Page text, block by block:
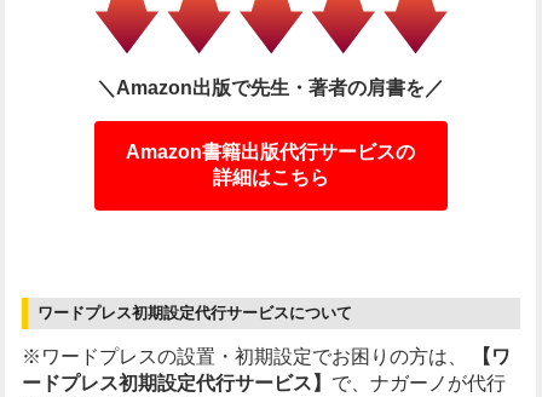
＼Amazon出版で先生・著者の肩書を／
Amazon書籍出版代行サービスの
詳細はこちら
ワードプレス初期設定代行サービスについて
※ワードプレスの設置・初期設定でお困りの方は、
【ワ
ードプレス初期設定代行サービス】 で、ナガーノが代行